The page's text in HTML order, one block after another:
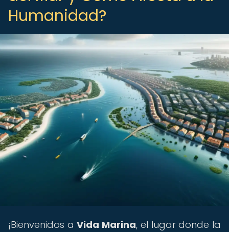
Humanidad?
¡Bienvenidos aVida Marina, el lugar donde la